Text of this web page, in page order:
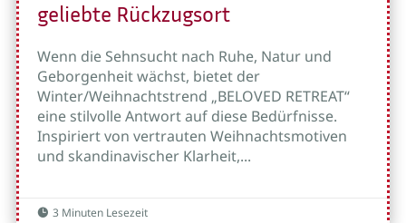
geliebte Rückzugsort
Wenn die Sehnsucht nach Ruhe, Natur und
Geborgenheit wächst, bietet der
Winter/Weihnachtstrend „BELOVED RETREAT“
eine stilvolle Antwort auf diese Bedürfnisse.
Inspiriert von vertrauten Weihnachtsmotiven
und skandinavischer Klarheit,...
 3 Minuten Lesezeit